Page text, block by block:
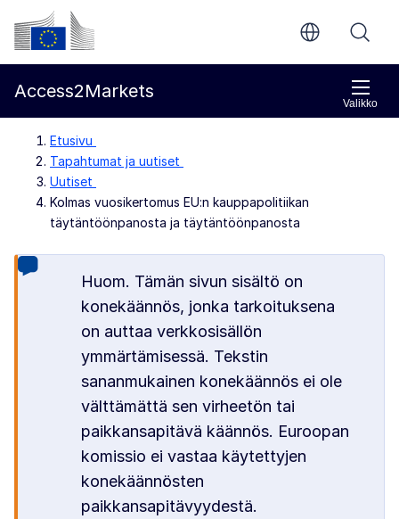
Siirry pääsisältöön
Euroopan komissio
Valikko
Access2Markets
Etusivu
Tapahtumat ja uutiset
Uutiset
Kolmas vuosikertomus EU:n kauppapolitiikan
täytäntöönpanosta ja täytäntöönpanosta
Huom. Tämän sivun sisältö on
konekäännös, jonka tarkoituksena
on auttaa verkkosisällön
ymmärtämisessä. Tekstin
sananmukainen konekäännös ei ole
välttämättä sen virheetön tai
paikkansapitävä käännös. Euroopan
komissio ei vastaa käytettyjen
konekäännösten
paikkansapitävyydestä.